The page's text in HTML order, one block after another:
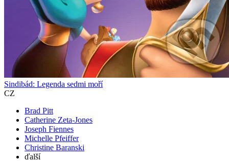
Sindibád: Legenda sedmi moří
CZ
Brad Pitt
Catherine Zeta-Jones
Joseph Fiennes
Michelle Pfeiffer
Christine Baranski
ďalší